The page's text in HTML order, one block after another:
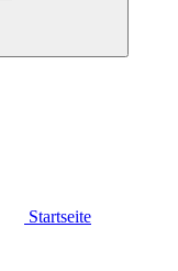
Startseite